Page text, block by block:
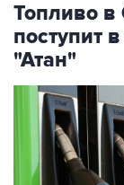
Топливо в
поступит
"Атан"